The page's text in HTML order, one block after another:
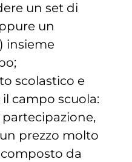
un set di
un
insieme
scolastico e
campo scuola:
prezzo molto
da